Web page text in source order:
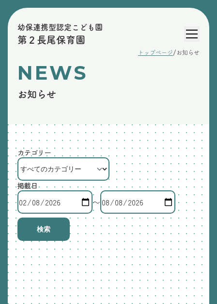
幼保連携型認定こども園
第２長尾保育園
トップページ/ お知らせ
NEWS
お知らせ
カテゴリー
掲載日
〜
検索